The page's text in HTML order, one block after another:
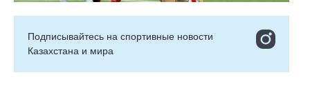
Подписывайтесь на cпортивные новости
Казахстана и мира